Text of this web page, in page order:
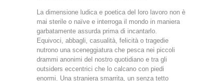
La dimensione ludica e poetica del loro lavoro non è
mai sterile o naïve e interroga il mondo in maniera
garbatamente assurda prima di incantarlo.
Equivoci, abbagli, casualità, felicità o tragedie
nutrono una sceneggiatura che pesca nei piccoli
drammi anonimi del nostro quotidiano e tra gli
outsiders eccentrici che lo calcano con piedi
enormi. Una straniera smarrita, un senza tetto